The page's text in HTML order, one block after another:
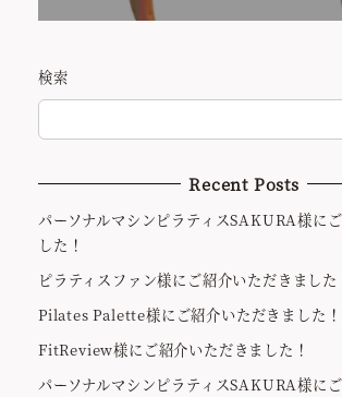
検索
Recent Posts
パーソナルマシンピラティスSAKURA様に
した！
ピラティスファン様にご紹介いただきました
Pilates Palette様にご紹介いただきました！
FitReview様にご紹介いただきました！
パーソナルマシンピラティスSAKURA様に